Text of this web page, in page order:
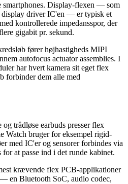
smartphones. Display-flexen — som
driver IC'en — er typisk et
kontrollerede impedansspor, der
gigabit pr. sekund.
fører højhastigheds MIPI
autofocus actuator assemblies. I
har hvert kamera sit eget flex
forbinder dem alle med
trådløse earbuds presser flex
Watch bruger for eksempel rigid-
med IC'er og sensorer forbindes via
at passe ind i det runde kabinet.
krævende flex PCB-applikationer
en Bluetooth SoC, audio codec,